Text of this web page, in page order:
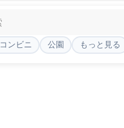
コンビニ 公園 もっと見る